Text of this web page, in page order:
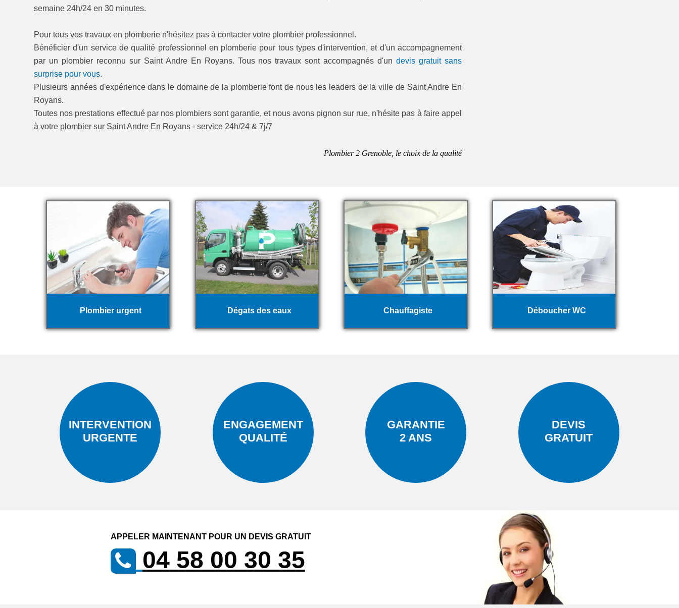
semaine 24h/24 en 30 minutes.
Pour tous vos travaux en plomberie n'hésitez pas à contacter votre plombier professionnel.
Bénéficier d'un service de qualité professionnel en plomberie pour tous types d'intervention, et d'un accompagnement
par un plombier reconnu sur Saint Andre En Royans. Tous nos travaux sont accompagnés d'undevis gratuit sans
surprise pour vous.
Plusieurs années d'expérience dans le domaine de la plomberie font de nous les leaders de la ville de Saint Andre En
Royans.
Toutes nos prestations effectué par nos plombiers sont garantie, et nous avons pignon sur rue, n'hésite pas à faire appel
à votre plombier sur Saint Andre En Royans - service 24h/24 & 7j/7
Plombier 2 Grenoble, le choix de la qualité
Plombier urgent Dégats des eaux Chauffagiste Déboucher WC
INTERVENTION
URGENTE
ENGAGEMENT
QUALITÉ
GARANTIE
2 ANS
DEVIS
GRATUIT
APPELER MAINTENANT POUR UN DEVIS GRATUIT
04 58 00 30 35